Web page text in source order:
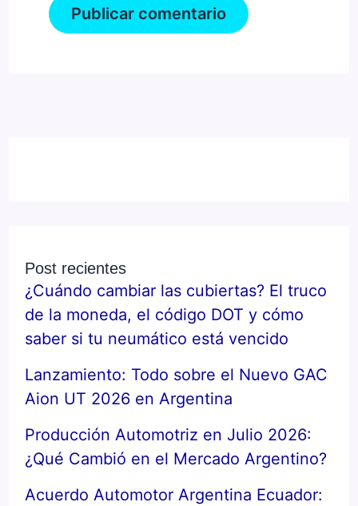
Post recientes
¿Cuándo cambiar las cubiertas? El truco
de la moneda, el código DOT y cómo
saber si tu neumático está vencido
Lanzamiento: Todo sobre el Nuevo GAC
Aion UT 2026 en Argentina
Producción Automotriz en Julio 2026:
¿Qué Cambió en el Mercado Argentino?
Acuerdo Automotor Argentina Ecuador: